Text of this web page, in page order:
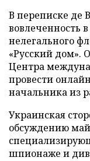
В переписке де
вовлеченность
нелегального
«Русский дом».
Центра
провести
начальника из
Украинская
обсуждению
шпионаже и